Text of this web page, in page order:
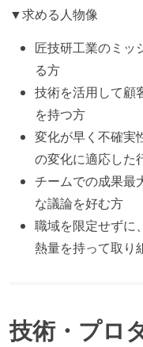
▼求める人物像
匠技研工業のミッ
る方
技術を活用して顧
を持つ方
変化が早く不確実
の変化に適応した
チームでの成果最
な議論を好む方
職域を限定せずに
熱量を持って取り
技術・プロ